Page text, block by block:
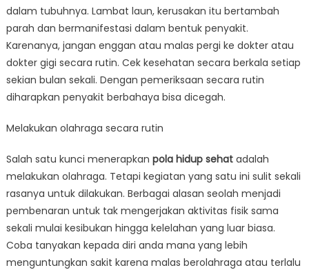
dalam tubuhnya. Lambat laun, kerusakan itu bertambah
parah dan bermanifestasi dalam bentuk penyakit.
Karenanya, jangan enggan atau malas pergi ke dokter atau
dokter gigi secara rutin. Cek kesehatan secara berkala setiap
sekian bulan sekali. Dengan pemeriksaan secara rutin
diharapkan penyakit berbahaya bisa dicegah.
Melakukan olahraga secara rutin
Salah satu kunci menerapkan pola hidup sehatadalah
melakukan olahraga. Tetapi kegiatan yang satu ini sulit sekali
rasanya untuk dilakukan. Berbagai alasan seolah menjadi
pembenaran untuk tak mengerjakan aktivitas fisik sama
sekali mulai kesibukan hingga kelelahan yang luar biasa.
Coba tanyakan kepada diri anda mana yang lebih
menguntungkan sakit karena malas berolahraga atau terlalu